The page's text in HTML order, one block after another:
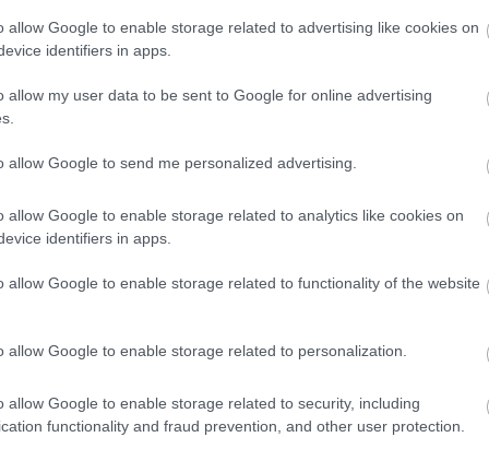
allow Google to enable storage related to advertising like cookies on
identifiers in apps.
allow my user data to be sent to Google for online advertising
allow Google to send me personalized advertising.
allow Google to enable storage related to analytics like cookies on
identifiers in apps.
allow Google to enable storage related to functionality of the website
allow Google to enable storage related to personalization.
allow Google to enable storage related to security, including
functionality and fraud prevention, and other user protection.
Ειδήσεις
Σχολή: Νέος κανονισμός για δόκιμους – Τι
και πρακτική εκπαίδευση